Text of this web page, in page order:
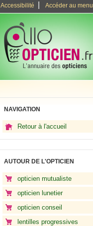
Accessibilité Accéder au menu
NAVIGATION
Retour à l'accueil
AUTOUR DE L'OPTICIEN
opticien mutualiste
opticien lunetier
opticien conseil
lentilles progressives